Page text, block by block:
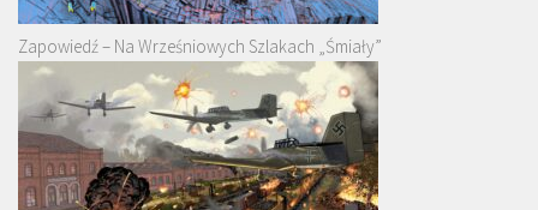
Zapowiedź – Na Wrześniowych Szlakach „Śmiały”